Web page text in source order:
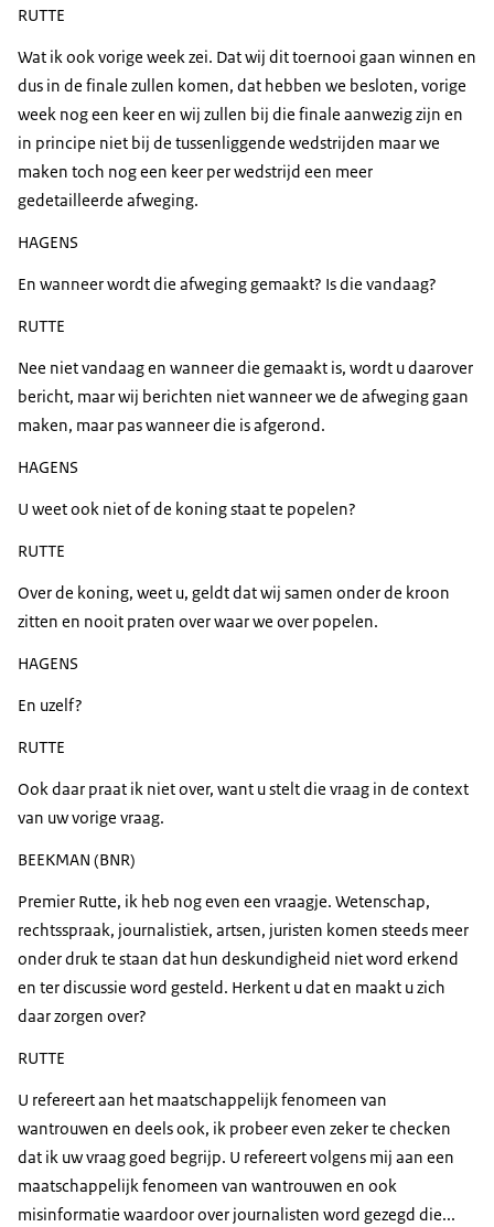
RUTTE
Wat ik ook vorige week zei. Dat wij dit toernooi gaan winnen en
dus in de finale zullen komen, dat hebben we besloten, vorige
week nog een keer en wij zullen bij die finale aanwezig zijn en
in principe niet bij de tussenliggende wedstrijden maar we
maken toch nog een keer per wedstrijd een meer
gedetailleerde afweging.
HAGENS
En wanneer wordt die afweging gemaakt? Is die vandaag?
RUTTE
Nee niet vandaag en wanneer die gemaakt is, wordt u daarover
bericht, maar wij berichten niet wanneer we de afweging gaan
maken, maar pas wanneer die is afgerond.
HAGENS
U weet ook niet of de koning staat te popelen?
RUTTE
Over de koning, weet u, geldt dat wij samen onder de kroon
zitten en nooit praten over waar we over popelen.
HAGENS
En uzelf?
RUTTE
Ook daar praat ik niet over, want u stelt die vraag in de context
van uw vorige vraag.
BEEKMAN (BNR)
Premier Rutte, ik heb nog even een vraagje. Wetenschap,
rechtsspraak, journalistiek, artsen, juristen komen steeds meer
onder druk te staan dat hun deskundigheid niet word erkend
en ter discussie word gesteld. Herkent u dat en maakt u zich
daar zorgen over?
RUTTE
U refereert aan het maatschappelijk fenomeen van
wantrouwen en deels ook, ik probeer even zeker te checken
dat ik uw vraag goed begrijp. U refereert volgens mij aan een
maatschappelijk fenomeen van wantrouwen en ook
misinformatie waardoor over journalisten word gezegd die...